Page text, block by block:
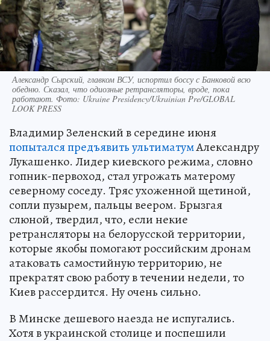
Александр Сырский, главком ВСУ, испортил боссу с Банковой всю
обедню. Сказал, что одиозные ретрансляторы, вроде, пока
работают. Фото: Ukraine Presidency/Ukrainian Pre/GLOBAL
LOOK PRESS
Владимир Зеленский в середине июня
попытался предъявить ультиматумАлександру
Лукашенко. Лидер киевского режима, словно
гопник-первоход, стал угрожать матерому
северному соседу. Тряс ухоженной щетиной,
сопли пузырем, пальцы веером. Брызгая
слюной, твердил, что, если некие
ретрансляторы на белорусской территории,
которые якобы помогают российским дронам
атаковать самостийную территорию, не
прекратят свою работу в течении недели, то
Киев рассердится. Ну очень сильно.
В Минске дешевого наезда не испугались.
Хотя в украинской столице и поспешили